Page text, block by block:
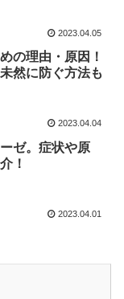
2023.04.05
の理由・原因！
然に防ぐ方法も
2023.04.04
ゼ。症状や原
！
2023.04.01